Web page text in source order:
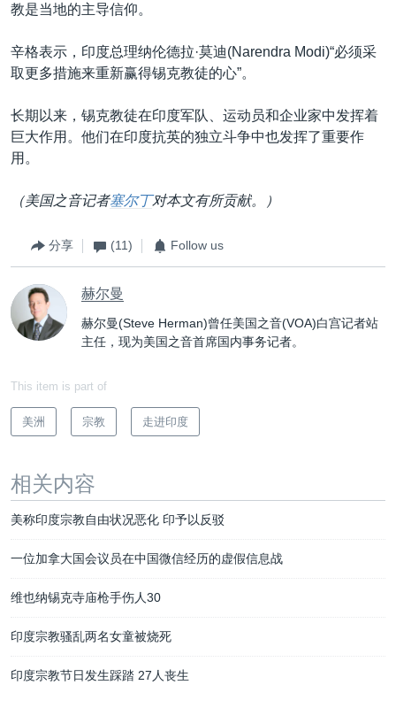
教是当地的主导信仰。
辛格表示，印度总理纳伦德拉·莫迪(Narendra Modi)“必须采
取更多措施来重新赢得锡克教徒的心”。
长期以来，锡克教徒在印度军队、运动员和企业家中发挥着
巨大作用。他们在印度抗英的独立斗争中也发挥了重要作
用。
（美国之音记者塞尔丁对本文有所贡献。）
分享 (11) Follow us
赫尔曼
赫尔曼(Steve Herman)曾任美国之音(VOA)白宫记者站
主任，现为美国之音首席国内事务记者。
This item is part of
美洲 宗教 走进印度
相关内容
美称印度宗教自由状况恶化 印予以反驳
一位加拿大国会议员在中国微信经历的虚假信息战
维也纳锡克寺庙枪手伤人30
印度宗教骚乱两名女童被烧死
印度宗教节日发生踩踏 27人丧生